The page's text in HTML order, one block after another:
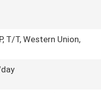
T/T, Western Union,